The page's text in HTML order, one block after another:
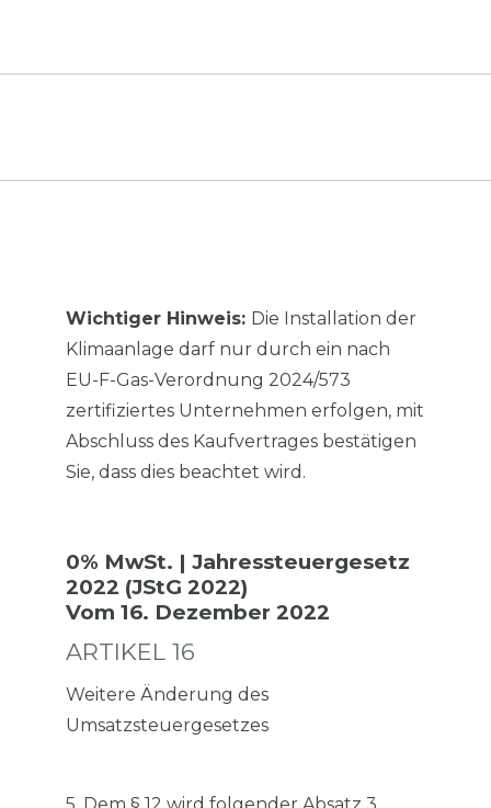
Wichtiger Hinweis: Die Installation der
Klimaanlage darf nur durch ein nach
EU-F-Gas-Verordnung 2024/573
zertifiziertes Unternehmen erfolgen, mit
Abschluss des Kaufvertrages bestätigen
Sie, dass dies beachtet wird.
0% MwSt. | Jahressteuergesetz
2022 (JStG 2022)
Vom 16. Dezember 2022
ARTIKEL 16
Weitere Änderung des
Umsatzsteuergesetzes